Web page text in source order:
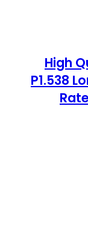
High
P1.538